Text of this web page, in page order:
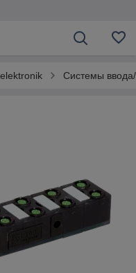
Системы